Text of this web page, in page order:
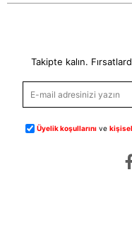
Takipte kalın.
Üyelik koşullarını ve